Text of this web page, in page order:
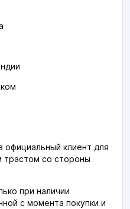
клиент для
со стороны
при наличии
с момента покупки и